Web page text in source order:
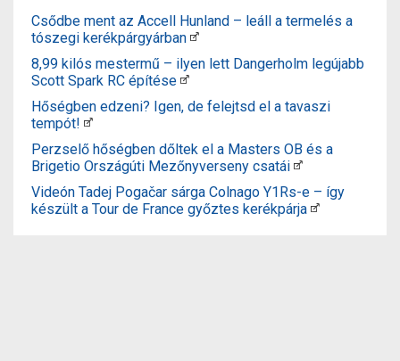
Csődbe ment az Accell Hunland – leáll a termelés a
tószegi kerékpárgyárban
8,99 kilós mestermű – ilyen lett Dangerholm legújabb
Scott Spark RC építése
Hőségben edzeni? Igen, de felejtsd el a tavaszi
tempót!
Perzselő hőségben dőltek el a Masters OB és a
Brigetio Országúti Mezőnyverseny csatái
Videón Tadej Pogačar sárga Colnago Y1Rs-e – így
készült a Tour de France győztes kerékpárja